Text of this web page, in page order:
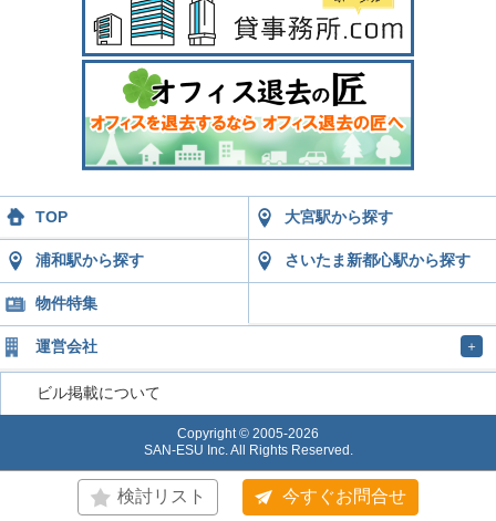
検討リスト 今すぐお問合せ
TOP 大宮駅から探す
浦和駅から探す さいたま新都心駅から探す
物件特集
運営会社 ＋
ビル掲載について
Copyright © 2005-2026
SAN-ESU Inc. All Rights Reserved.